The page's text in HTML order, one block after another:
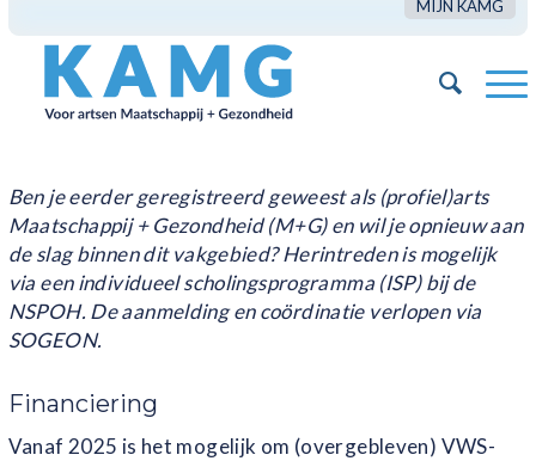
MIJN KAMG
Ben je eerder geregistreerd geweest als (profiel)arts
Maatschappij + Gezondheid (M+G) en wil je opnieuw aan
de slag binnen dit vakgebied? Herintreden is mogelijk
via een individueel scholingsprogramma (ISP) bij de
NSPOH. De aanmelding en coördinatie verlopen via
SOGEON.
Financiering
Vanaf 2025 is het mogelijk om (overgebleven) VWS-